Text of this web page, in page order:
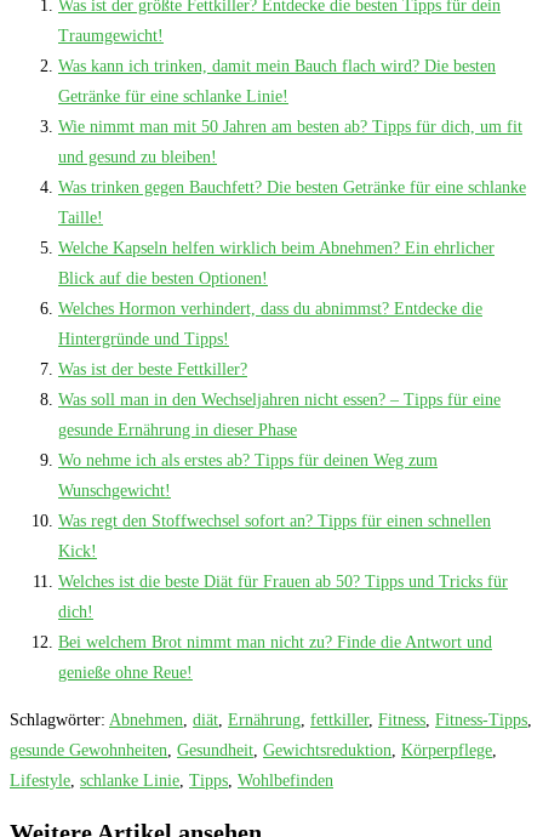
Was ist der größte Fettkiller? Entdecke die besten Tipps für dein
Traumgewicht!
Was kann ich trinken, damit mein Bauch flach wird? Die besten
Getränke für eine schlanke Linie!
Wie nimmt man mit 50 Jahren am besten ab? Tipps für dich, um fit
und gesund zu bleiben!
Was trinken gegen Bauchfett? Die besten Getränke für eine schlanke
Taille!
Welche Kapseln helfen wirklich beim Abnehmen? Ein ehrlicher
Blick auf die besten Optionen!
Welches Hormon verhindert, dass du abnimmst? Entdecke die
Hintergründe und Tipps!
Was ist der beste Fettkiller?
Was soll man in den Wechseljahren nicht essen? – Tipps für eine
gesunde Ernährung in dieser Phase
Wo nehme ich als erstes ab? Tipps für deinen Weg zum
Wunschgewicht!
Was regt den Stoffwechsel sofort an? Tipps für einen schnellen
Kick!
Welches ist die beste Diät für Frauen ab 50? Tipps und Tricks für
dich!
Bei welchem Brot nimmt man nicht zu? Finde die Antwort und
genieße ohne Reue!
Schlagwörter: Abnehmen diät Ernährung fettkiller, Fitness Fitness-Tipps
gesunde Gewohnheiten Gesundheit Gewichtsreduktion Körperpflege
Lifestyle schlanke Linie Tipps Wohlbefinden